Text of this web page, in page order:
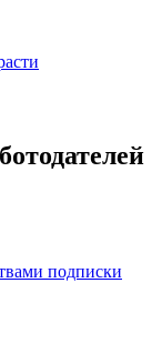
подписки